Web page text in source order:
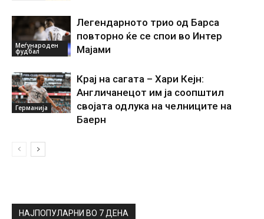
Меѓународен
фудбал
Легендарното трио од Барса
повторно ќе се спои во Интер
Мајами
Германија
Крај на сагата – Хари Кејн:
Англичанецот им ја соопштил
својата одлука на челниците на
Баерн
НАЈПОПУЛАРНИ ВО 7 ДЕНА